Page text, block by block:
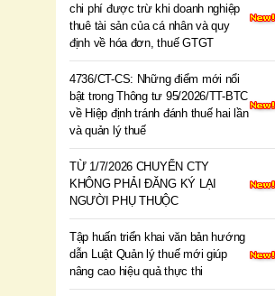
chi phí được trừ khi doanh nghiệp
thuê tài sản của cá nhân và quy
định về hóa đơn, thuế GTGT
4736/CT-CS: Những điểm mới nổi
bật trong Thông tư 95/2026/TT-BTC
về Hiệp định tránh đánh thuế hai lần
và quản lý thuế
TỪ 1/7/2026 CHUYỂN CTY
KHÔNG PHẢI ĐĂNG KÝ LẠI
NGƯỜI PHỤ THUỘC
Tập huấn triển khai văn bản hướng
dẫn Luật Quản lý thuế mới giúp
nâng cao hiệu quả thực thi